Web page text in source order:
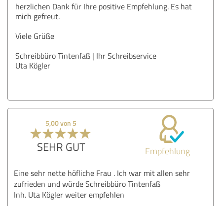
herzlichen Dank für Ihre positive Empfehlung. Es hat
mich gefreut.
Viele Grüße
Schreibbüro Tintenfaß | Ihr Schreibservice
Uta Kögler
5,00 von 5
SEHR GUT Empfehlung
Eine sehr nette höfliche Frau . Ich war mit allen sehr
zufrieden und würde Schreibbüro Tintenfaß
Inh. Uta Kögler weiter empfehlen